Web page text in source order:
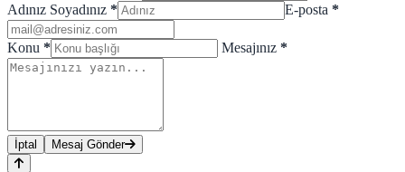
Adınız Soyadınız * E-posta *
Konu * Mesajınız *
İptal Mesaj Gönder